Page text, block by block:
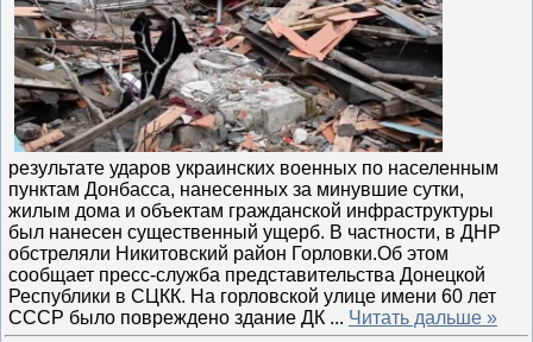
результате ударов украинских военных по населенным
пунктам Донбасса, нанесенных за минувшие сутки,
жилым дома и объектам гражданской инфраструктуры
был нанесен существенный ущерб. В частности, в ДНР
обстреляли Никитовский район Горловки.Об этом
сообщает пресс-служба представительства Донецкой
Республики в СЦКК. На горловской улице имени 60 лет
СССР было повреждено здание ДК ... Читать дальше »